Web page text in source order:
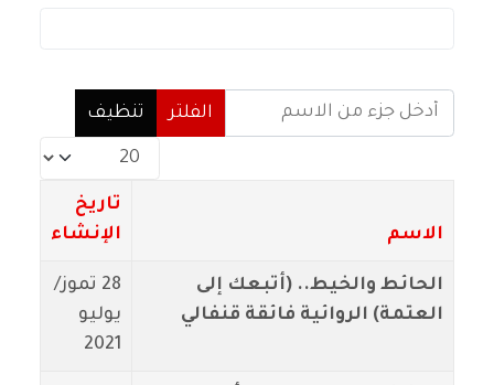
أدخل جزء من الاسم
الفلتر
تنظيف
عدد الإظهارات:
الاسم
تاريخ
الإنشاء
الحائط والخيط.. (أتبعك إلى
العتمة) الروائية فائقة قنفالي
28 تموز/
يوليو
2021